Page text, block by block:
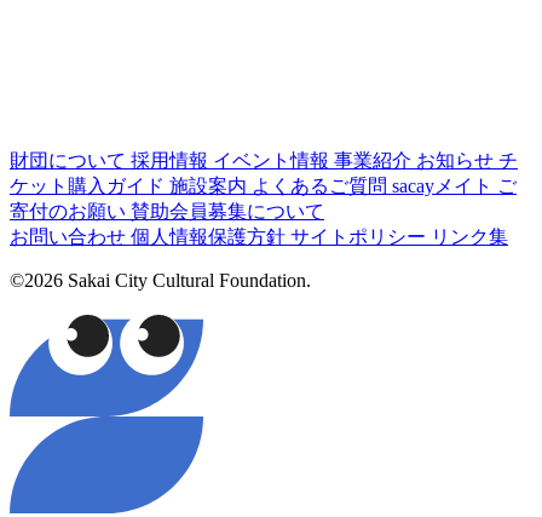
財団について 採用情報 イベント情報 事業紹介 お知らせ チ
ケット購入ガイド 施設案内 よくあるご質問 sacayメイト ご
寄付のお願い 賛助会員募集について
お問い合わせ 個人情報保護方針 サイトポリシー リンク集
©2026 Sakai City Cultural Foundation.